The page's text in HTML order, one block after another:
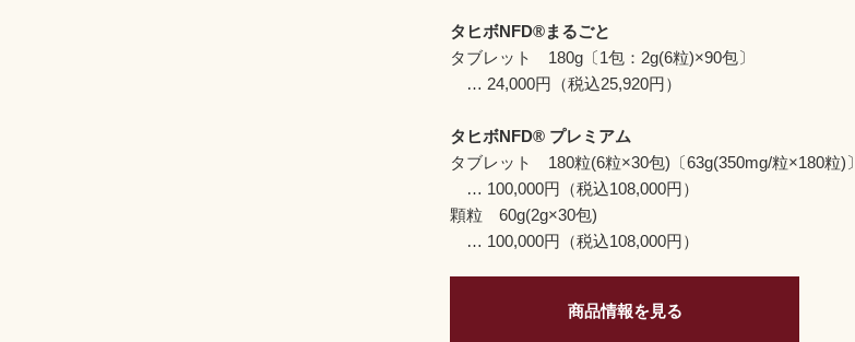
タヒボNFD®まるごと
タブレット 180g〔1包：2g(6粒)×90包〕
… 24,000円（税込25,920円）
タヒボNFD® プレミアム
タブレット 180粒(6粒×30包)〔63g(350mg/粒×180粒)〕
… 100,000円（税込108,000円）
顆粒 60g(2g×30包)
… 100,000円（税込108,000円）
商品情報を見る